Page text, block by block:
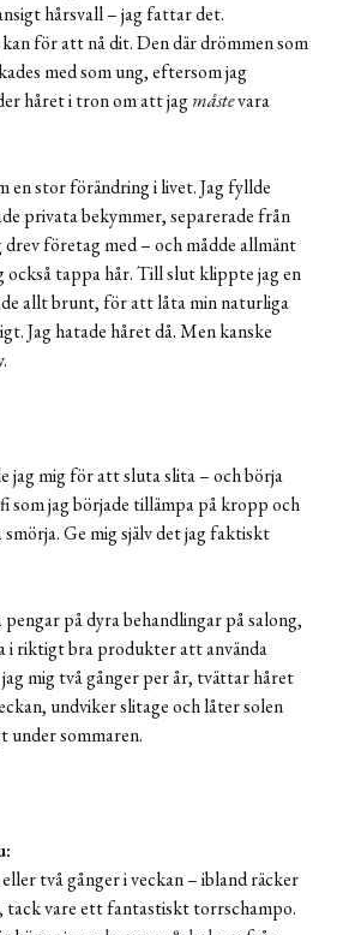
hårsvall – jag fattar det.
för att nå dit. Den där drömmen som
med som ung, eftersom jag
håret i tron om att jagmåstevara
en stor förändring i livet. Jag fyllde
privata bekymmer, separerade från
företag med – och mådde allmänt
också tappa hår. Till slut klippte jag en
allt brunt, för att låta min naturliga
Jag hatade håret då. Men kanske
jag mig för att sluta slita – och börja
som jag började tillämpa på kropp och
smörja. Ge mig själv det jag faktiskt
på dyra behandlingar på salong,
i riktigt bra produkter att använda
mig två gånger per år, tvättar håret
undviker slitage och låter solen
under sommaren.
två gånger i veckan – ibland räcker
tack vare ett fantastiskt torrschampo.